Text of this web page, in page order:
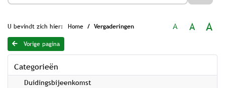
U bevindt zich hier: Home Vergaderingen A A A
Vorige pagina
Categorieën
Duidingsbijeenkomst